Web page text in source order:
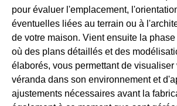
pour évaluer l'emplacement,
éventuelles liées au terrain ou à
de votre maison. Vient ensuite la
où des plans détaillés et des
élaborés, vous permettant de visualiser
véranda dans son environnement et
ajustements nécessaires avant la